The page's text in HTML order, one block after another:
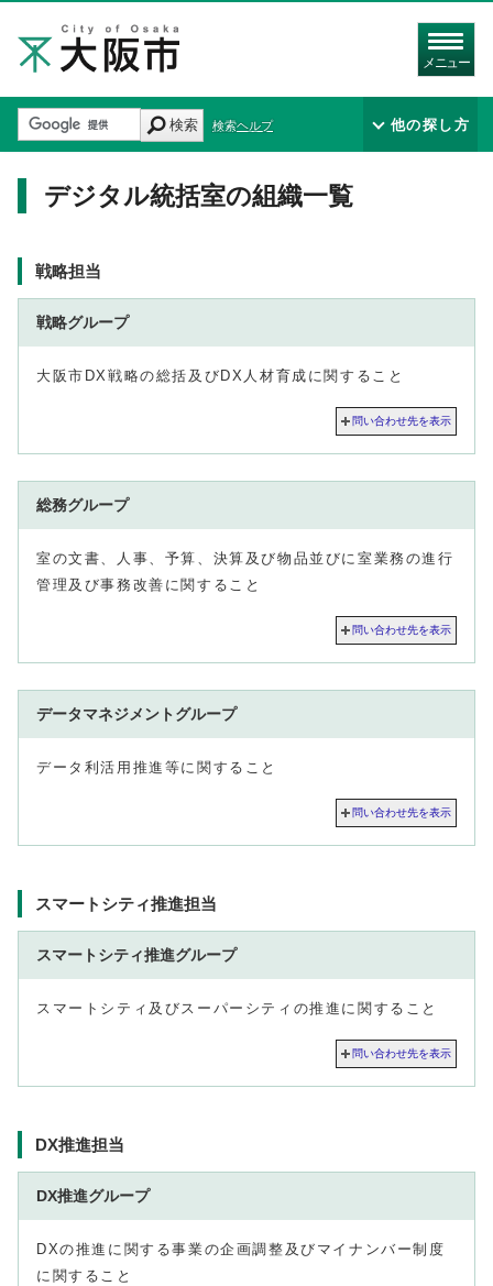
メニュー
検索 検索ヘルプ 他の探し方
デジタル統括室の組織一覧
デジタル統括室の配下の組織
戦略担当
戦略グループ
大阪市DX戦略の総括及びDX人材育成に関すること
問い合わせ先を表示
総務グループ
室の文書、人事、予算、決算及び物品並びに室業務の進行
管理及び事務改善に関すること
問い合わせ先を表示
データマネジメントグループ
データ利活用推進等に関すること
問い合わせ先を表示
スマートシティ推進担当
スマートシティ推進グループ
スマートシティ及びスーパーシティの推進に関すること
問い合わせ先を表示
DX推進担当
DX推進グループ
DXの推進に関する事業の企画調整及びマイナンバー制度
に関すること